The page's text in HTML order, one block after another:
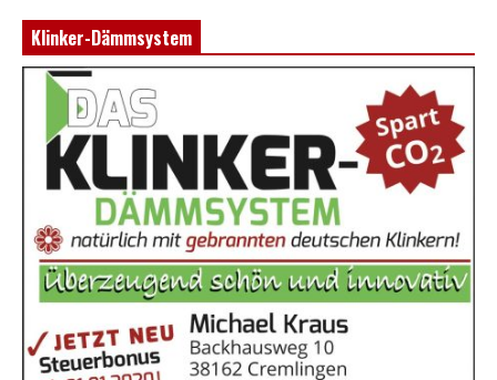
Klinker-Dämmsystem